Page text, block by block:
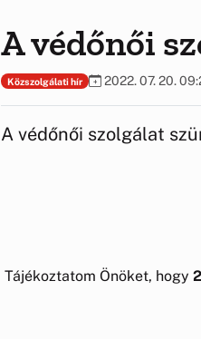
A védőnői
Közszolgálati hír 2022. 07. 20.
A védőnői szolgálat
Tájékoztatom Önöket, hogy